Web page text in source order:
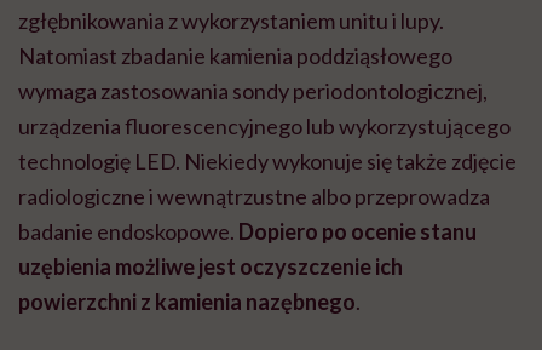
zgłębnikowania z wykorzystaniem unitu i lupy.
Natomiast zbadanie kamienia poddziąsłowego
wymaga zastosowania sondy periodontologicznej,
urządzenia fluorescencyjnego lub wykorzystującego
technologię LED. Niekiedy wykonuje się także zdjęcie
radiologiczne i wewnątrzustne albo przeprowadza
badanie endoskopowe. Dopiero po ocenie stanu
uzębienia możliwe jest oczyszczenie ich
powierzchni z kamienia nazębnego.